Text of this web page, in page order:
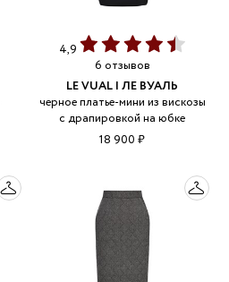
4,9
6 отзывов
LE VUAL | ЛЕ ВУАЛЬ
черное платье-мини из вискозы
с драпировкой на юбке
18 900 ₽